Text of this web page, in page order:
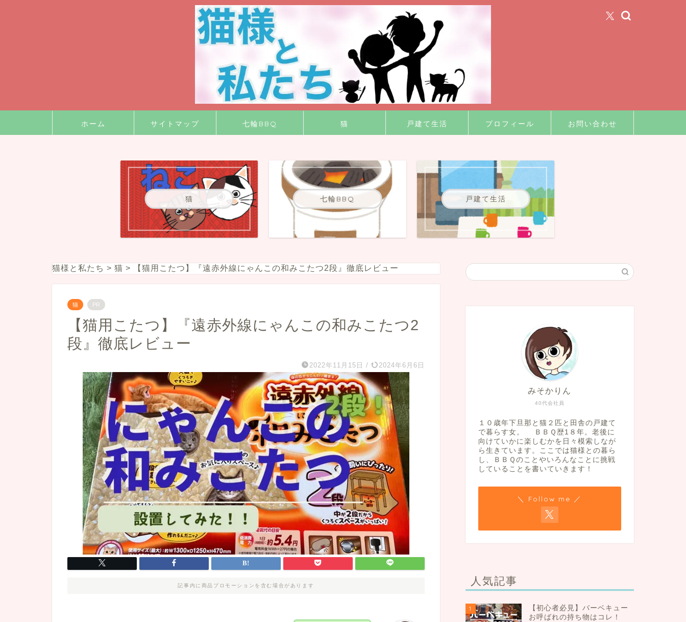
ホーム サイトマップ 七輪BBQ 猫 戸建て生活 プロフィール お問い合わせ
猫 七輪BBQ 戸建て生活
猫様と私たち > 猫 > 【猫用こたつ】『遠赤外線にゃんこの和みこたつ2段』徹底レビュー
猫 PR
【猫用こたつ】『遠赤外線にゃんこの和みこたつ2
段』徹底レビュー
2022年11月15日 / 2024年6月6日
記事内に商品プロモーションを含む場合があります
40代会社員
みそかりん
１０歳年下旦那と猫２匹と田舎の戸建て
で暮らす女。 ＢＢＱ歴1８年。老後に
向けていかに楽しむかを日々模索しなが
ら生きています。ここでは猫様との暮ら
し、ＢＢＱのことやいろんなことに挑戦
していることを書いていきます！
＼ Follow me ／
人気記事
1
【初心者必見】バーベキュー
お呼ばれの持ち物はコレ！